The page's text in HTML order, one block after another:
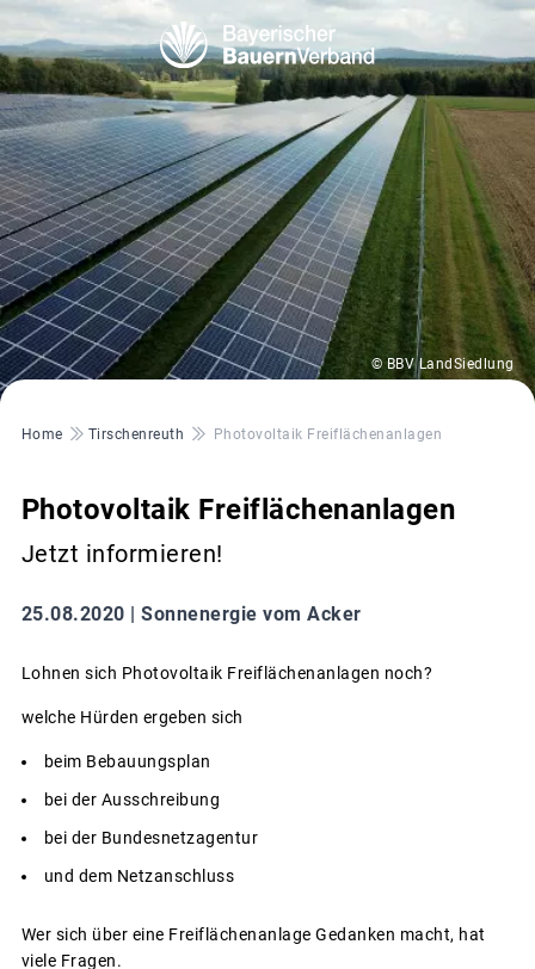
© BBV LandSiedlung
Pfadnavigation
Home Tirschenreuth Photovoltaik Freiflächenanlagen
Photovoltaik Freiflächenanlagen
Jetzt informieren!
25.08.2020 | Sonnenergie vom Acker
Lohnen sich Photovoltaik Freiflächenanlagen noch?
welche Hürden ergeben sich
beim Bebauungsplan
bei der Ausschreibung
bei der Bundesnetzagentur
und dem Netzanschluss
Wer sich über eine Freiflächenanlage Gedanken macht, hat
viele Fragen.